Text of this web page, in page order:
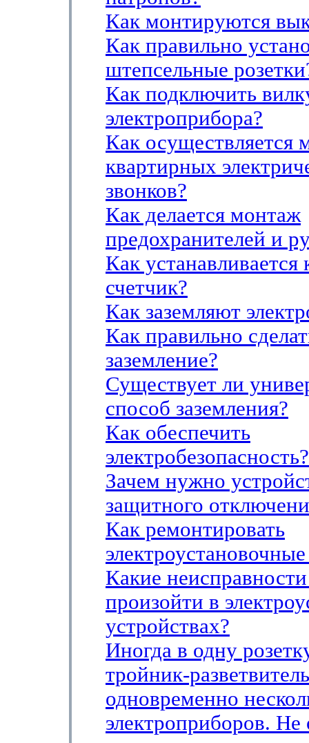
Как монтируются
Как правильно
штепсельные
Как подключить
электроприбора?
Как осуществляется
квартирных
звонков?
Как делается монтаж
предохранителей и
Как
счетчик?
Как заземляют
Как правильно
заземление?
Существует ли
способ заземления?
Как обеспечить
электробезопасность?
Зачем нужно
защитного
Как ремонтировать
Какие
произойти в
устройствах?
Иногда в одну
тройник-
одновременно
электроприборов. Не